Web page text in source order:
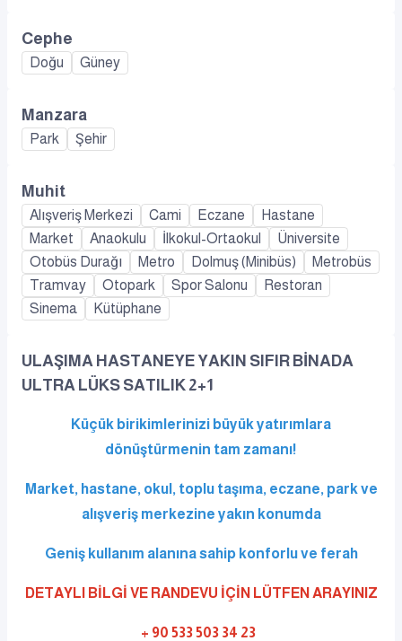
Cephe
Doğu Güney
Manzara
Park Şehir
Muhit
Alışveriş Merkezi Cami Eczane
Hastane
Market
Anaokulu İlkokul-Ortaokul
Üniversite
Otobüs Durağı
Metro Dolmuş (Minibüs)
Metrobüs
Tramvay
Otopark Spor Salonu
Restoran
Sinema
Kütüphane
ULAŞIMA HASTANEYE YAKIN SIFIR BİNADA
ULTRA LÜKS SATILIK 2+1
Küçük birikimlerinizi büyük yatırımlara
dönüştürmenin tam zamanı!
Market, hastane, okul, toplu taşıma, eczane, park ve
alışveriş merkezine yakın konumda
Geniş kullanım alanına sahip konforlu ve ferah
DETAYLI BİLGİ VE RANDEVU İÇİN LÜTFEN ARAYINIZ
+ 90 533 503 34 23